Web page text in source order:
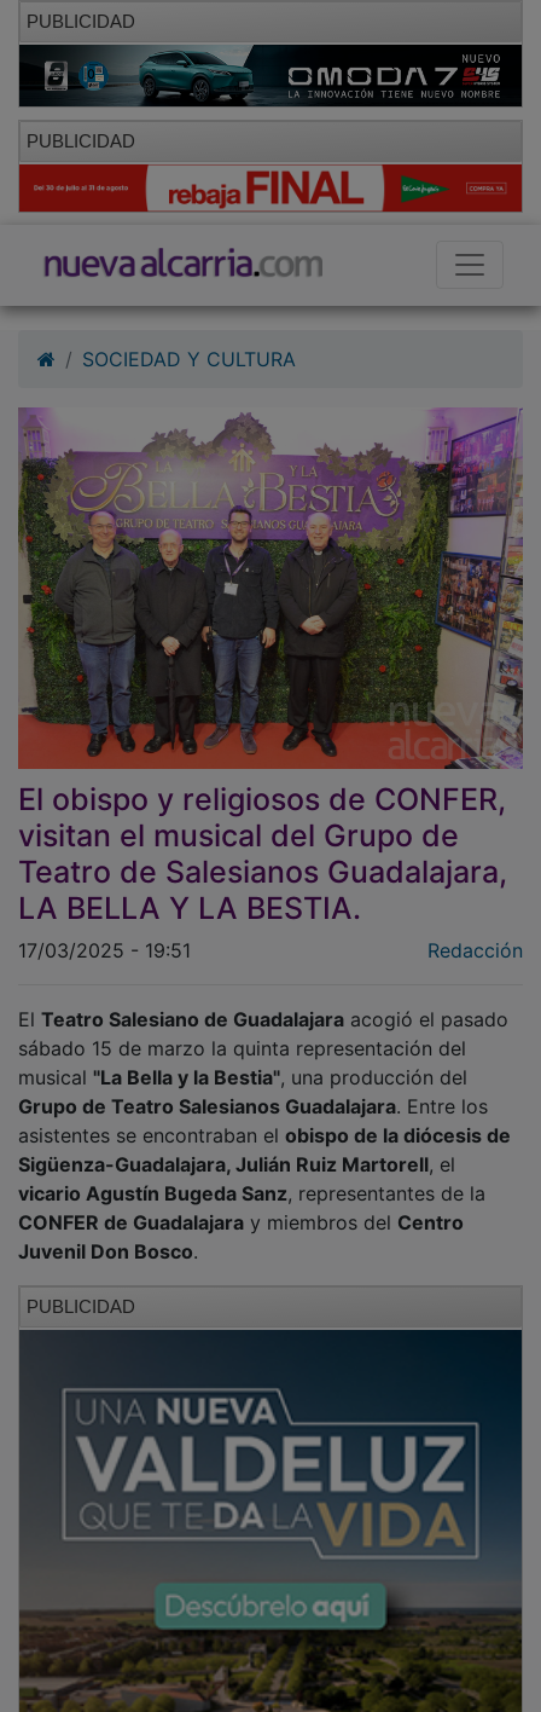
PUBLICIDAD
PUBLICIDAD
El obispo y religiosos de CONFER,
visitan el musical del Grupo de
Teatro de Salesianos Guadalajara,
LA BELLA Y LA BESTIA.
sábado 15 de marzo la quinta representación del
musical "La Bella y la Bestia", una producción del
Grupo de Teatro Salesianos Guadalajara. Entre los
asistentes se encontraban el obispo de la diócesis de
Sigüenza-Guadalajara, Julián Ruiz Martorell, el
vicario Agustín Bugeda Sanz, representantes de la
CONFER de Guadalajaray miembros delCentro
Juvenil Don Bosco.